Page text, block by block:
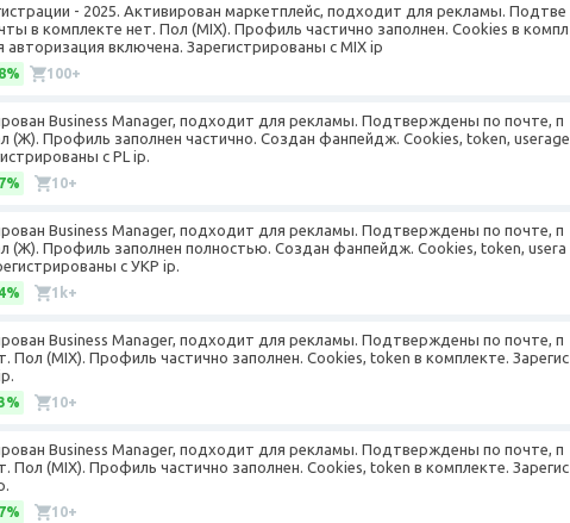
- 2025. Активирован маркетплейс, подходит для рекламы. Подтве
в комплекте нет. Пол (MIX). Профиль частично заполнен. Cookies в компл
включена. Зарегистрированы с MIX ip
100+
Business Manager, подходит для рекламы. Подтверждены по почте, п
(Ж). Профиль заполнен частично. Создан фанпейдж. Cookies, token, userage
с PL ip.
10+
Business Manager, подходит для рекламы. Подтверждены по почте, п
(Ж). Профиль заполнен полностью. Создан фанпейдж. Cookies, token, usera
с УКР ip.
1k+
Business Manager, подходит для рекламы. Подтверждены по почте, п
Пол (MIX). Профиль частично заполнен. Cookies, token в комплекте. Зарегис
10+
Business Manager, подходит для рекламы. Подтверждены по почте, п
Пол (MIX). Профиль частично заполнен. Cookies, token в комплекте. Зарегис
10+